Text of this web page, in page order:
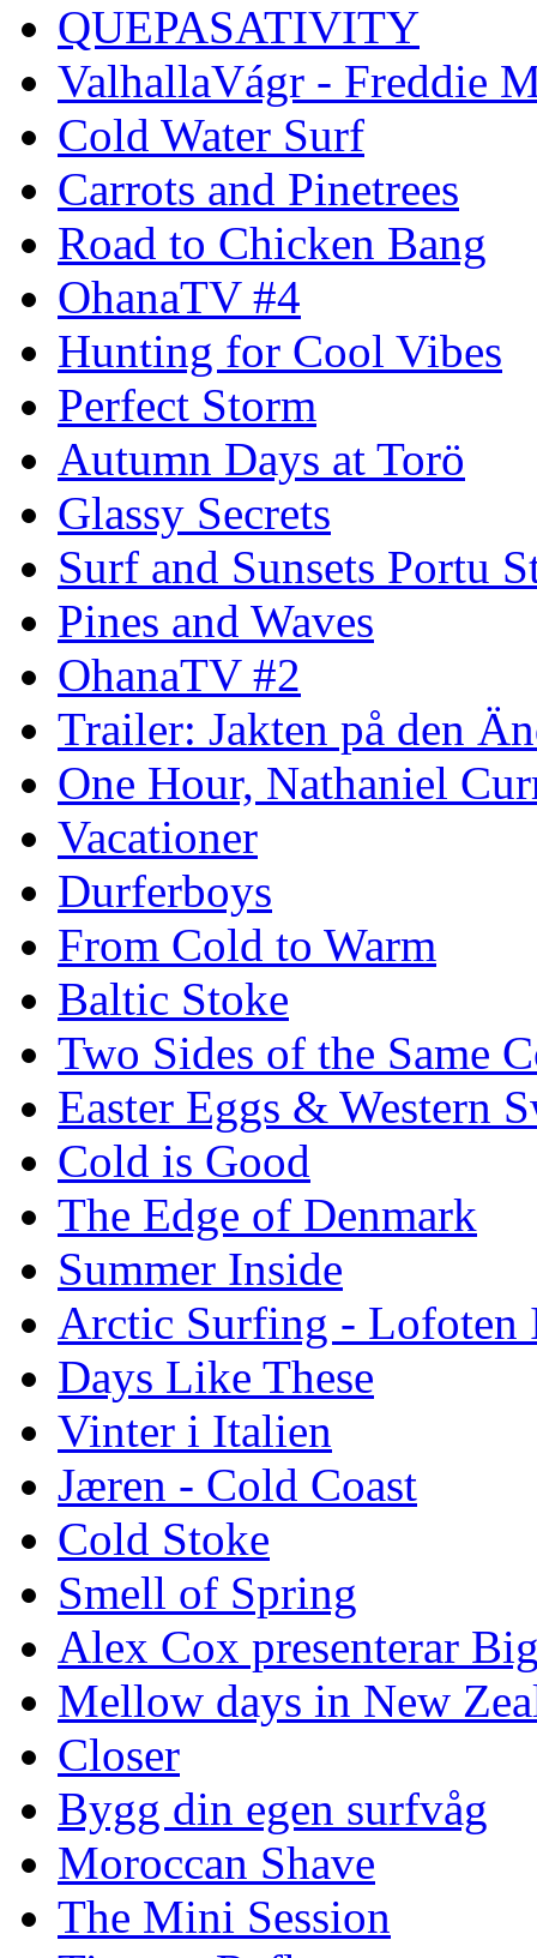
QUEPASATIVITY
ValhallaVágr - Freddie
Cold Water Surf
Carrots and Pinetrees
Road to Chicken Bang
OhanaTV #4
Hunting for Cool Vibes
Perfect Storm
Autumn Days at Torö
Glassy Secrets
Surf and Sunsets Portu
Pines and Waves
OhanaTV #2
Trailer: Jakten på den
One Hour, Nathaniel
Vacationer
Durferboys
From Cold to Warm
Baltic Stoke
Two Sides of the Same
Easter Eggs & Western
Cold is Good
The Edge of Denmark
Summer Inside
Arctic Surfing - Lofoten
Days Like These
Vinter i Italien
Jæren - Cold Coast
Cold Stoke
Smell of Spring
Alex Cox presenterar
Mellow days in New
Closer
Bygg din egen surfvåg
Moroccan Shave
The Mini Session